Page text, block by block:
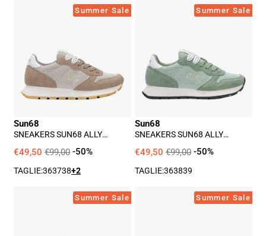
Sneakers
Donna
-
Marrone
Summer Sale
Sun68
SNEAKERS SUN68 ALLY
€49,50 €99,00 -50%
TAGLIE:363738+2
Sneakers
Glitter
Donna
-
Verde
Summer Sale
Sun68
SNEAKERS SUN68 ALLY
€49,50 €99,00 -50%
TAGLIE:363839
Sneakers
Summer Sale
Sneakers
Summer Sale